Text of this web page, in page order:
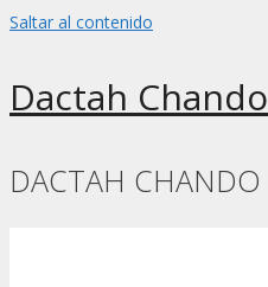
Saltar al contenido
Dactah
DACTAH CHANDO